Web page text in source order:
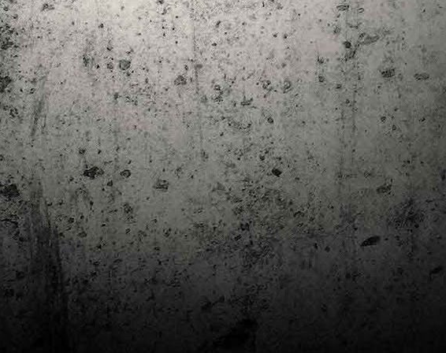
JUL
7
Club de lectura de còmics: estiu de 2024
Arriba l'estiu i amb ell una nova edició del club de lectura per passar
aquests mesos de calor. En aquesta nova edició farem dues lectures: una
al juliol i l'altre al setembre!
Com és habitual, les inscripcions es formalitzen a la Biblioteca Pública de
Tarragona i les lectures es podran llegir en edició digital.
MAY
1
Estudis en Comicologia al Còmic Barcelona
Del 3 al 5 de maig la Fira Barcelona acull la 42a edició de Còmic
Barcelona (el Saló del Còmic de tota la vida).
Divendres faré la visita anual i diumenge hi tornaré, aquest cop per participar a
la taula rodona Estudis en Comicologia: Els llibres de teoria i divulgació del
còmic en els temps del podcast, a les 16 h, a la sala còmic 6, molt ben
acompanyat:
Estudis en Comicologia: Els llibres de teoria i divulgació del còmic en els temps